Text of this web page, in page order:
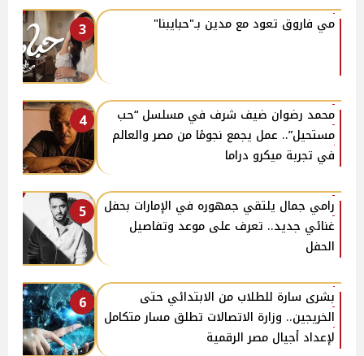
3 مي فاروق تعود مع مدين بـ"حبايبنا"
4
محمد رضوان ضيف شرف في مسلسل “حب
مستحيل”.. عمل يجمع نجومًا من مصر والعالم
في تجربة ميكرو دراما
5
رامي جمال يلتقي جمهوره في الإمارات بحفل
غنائي جديد.. تعرف على موعد وتفاصيل
الحفل
6
بشرى سارة للطلاب من الابتدائي حتى
الخريجين.. وزارة الاتصالات تطلق مسار متكامل
لإعداد أجيال مصر الرقمية